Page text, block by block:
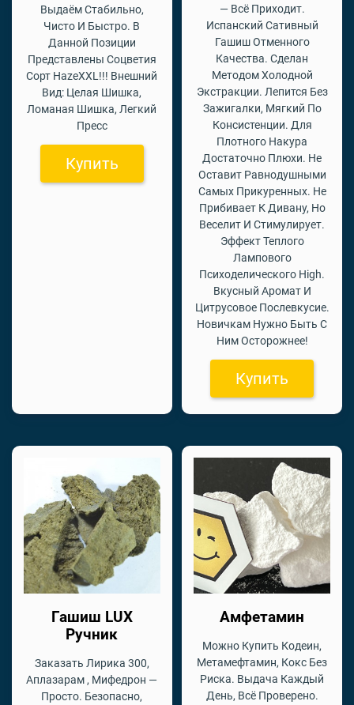
Выдаём Стабильно,
Чисто И Быстро. В
Данной Позиции
Представлены Соцветия
Сорт HazeXXL!!! Внешний
Вид: Целая Шишка,
Ломаная Шишка, Легкий
Пресс
Купить
— Всё Приходит.
Испанский Сативный
Гашиш Отменного
Качества. Сделан
Методом Холодной
Экстракции. Лепится Без
Зажигалки, Мягкий По
Консистенции. Для
Плотного Накура
Достаточно Плюхи. Не
Оставит Равнодушными
Самых Прикуренных. Не
Прибивает К Дивану, Но
Веселит И Стимулирует.
Эффект Теплого
Лампового
Психоделического High.
Вкусный Аромат И
Цитрусовое Послевкусие.
Новичкам Нужно Быть С
Ним Осторожнее!
Купить
Гашиш LUX
Ручник
Заказать Лирика 300,
Аплазарам , Мифедрон —
Просто. Безопасно,
Амфетамин
Можно Купить Кодеин,
Метамефтамин, Кокс Без
Риска. Выдача Каждый
День, Всё Проверено.